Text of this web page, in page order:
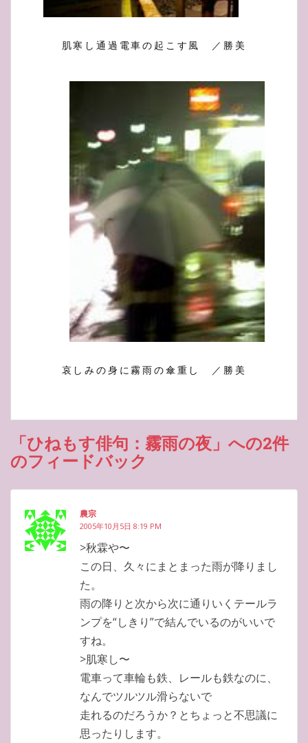
肌寒し通過電車の起こす風 ／勝美
哀しみの身に霧雨の傘重し ／勝美
「ひねもす俳句：霧雨の夜」への2件
のフィードバック
農宗
2005年10月5日 8:19 PM
>秋霖や〜
この日、久々にまとまった雨が降りまし
た。
雨の降りと次から次に通りいくテールラ
ンプを“しきり”で結んでいるのがいいで
すね。
>肌寒し〜
電車って車輪も鉄、レールも鉄なのに、
なんでツルツル滑らないで
走れるのだろうか？とちょっと不思議に
思ったりします。